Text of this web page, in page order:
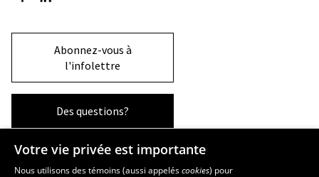
Abonnez-vous à
l'infolettre
Des questions?
La Faculté et ses écoles
Votre vie privée est importante
Nous utilisons des témoins (aussi appeléscookies) pour